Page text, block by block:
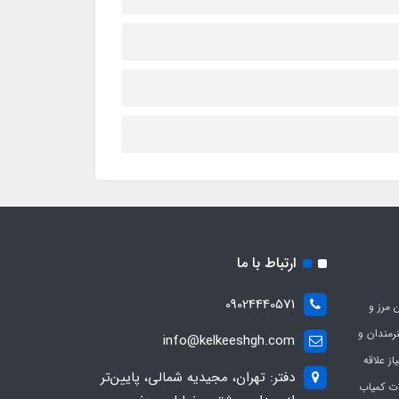
مرز و
هنرمندان و
علاقه
کمیاب
ارتباط با ما
09024440571
info@kelkeeshgh.com
دفتر: تهران، مجیدیه شمالی، پایین‌تر